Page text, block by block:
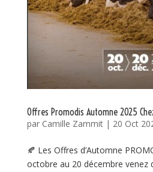
Offres Promodis Automne 2025
par Camille Zammit| 20 Oct
🍂 Les Offres d’Automne
octobre au 20 décembre venez